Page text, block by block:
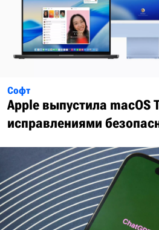
Софт
Apple выпустила macOS
исправлениями